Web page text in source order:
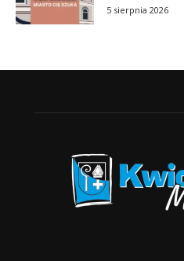
5 sierpnia 2026